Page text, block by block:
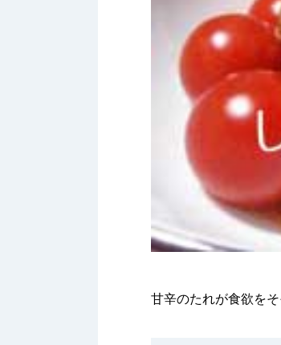
甘辛のたれが食欲を